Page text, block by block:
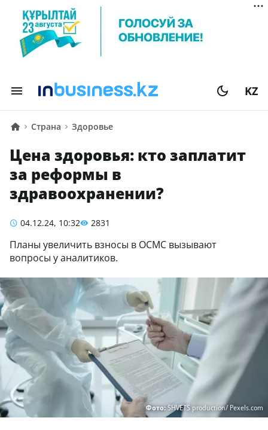
KZ
Страна Здоровье
Цена здоровья: кто заплатит
за реформы в
здравоохранении?
04.12.24, 10:32 2831
Планы увеличить взносы в ОСМС вызывают
вопросы у аналитиков.
Фото:SHVETS production/ Pexels.com